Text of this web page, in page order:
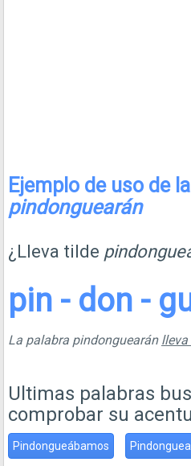
Ejemplo de uso de
pindonguearán
¿Lleva tilde
pin - don -
La palabra pindonguearán lleva
Ultimas palabras
comprobar su
Pindongueábamos